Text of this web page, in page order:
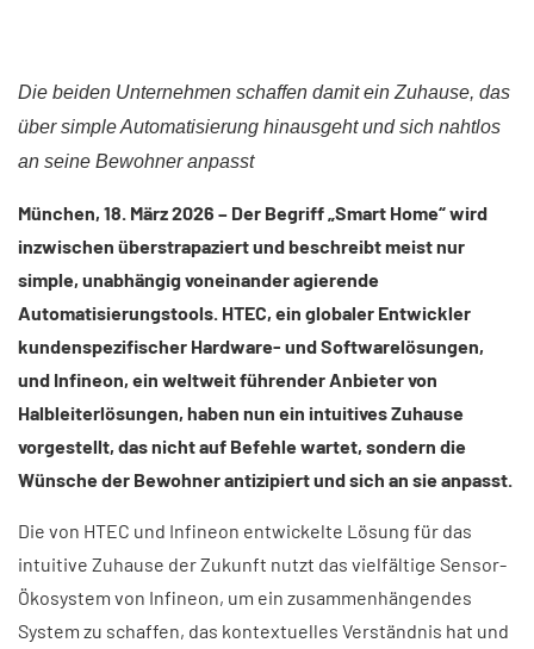
Die beiden Unternehmen schaffen damit ein Zuhause, das
über simple Automatisierung hinausgeht und sich nahtlos
an seine Bewohner anpasst​
München, 18. März 2026 – Der Begriff „Smart Home“ wird
inzwischen überstrapaziert und beschreibt meist nur
simple, unabhängig voneinander agierende
Automatisierungstools. HTEC, ein globaler Entwickler
kundenspezifischer Hardware- und Softwarelösungen,
und Infineon, ein weltweit führender Anbieter von
Halbleiterlösungen, haben nun ein intuitives Zuhause
vorgestellt, das nicht auf Befehle wartet, sondern die
Wünsche der Bewohner antizipiert und sich an sie anpasst. ​
Die von HTEC und Infineon entwickelte Lösung für das
intuitive Zuhause der Zukunft nutzt das vielfältige Sensor-
Ökosystem von Infineon, um ein zusammenhängendes
System zu schaffen, das kontextuelles Verständnis hat und